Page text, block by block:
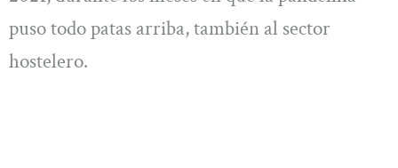
puso todo patas arriba, también al sector
hostelero.